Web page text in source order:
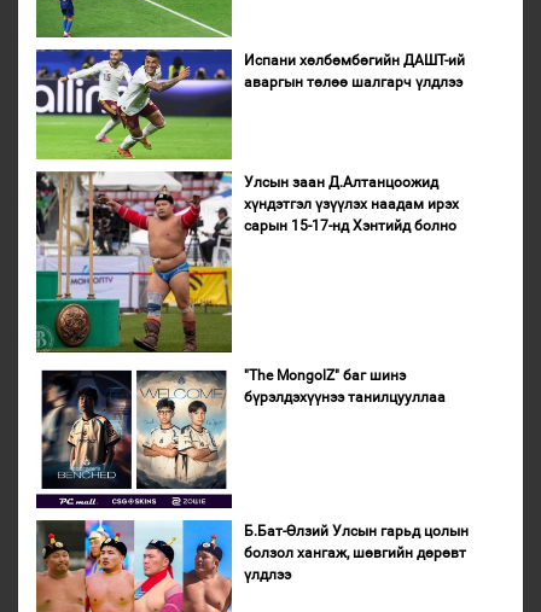
Испани хөлбөмбөгийн ДАШТ-ий
аваргын төлөө шалгарч үлдлээ
Улсын заан Д.Алтанцоожид
хүндэтгэл үзүүлэх наадам ирэх
сарын 15-17-нд Хэнтийд болно
"The MongolZ" баг шинэ
бүрэлдэхүүнээ танилцууллаа
Б.Бат-Өлзий Улсын гарьд цолын
болзол хангаж, шөвгийн дөрөвт
үлдлээ